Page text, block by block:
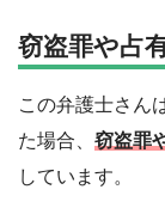
窃盗罪や占
この弁護士さん
た場合、 窃盗罪
しています。